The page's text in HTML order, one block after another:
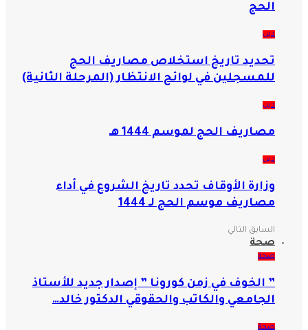
الحج
دين
تحديد تاريخ استخلاص مصاريف الحج
للمسجلين في لوائح الانتظار (المرحلة الثانية)
دين
مصاريف الحج لموسم 1444 هـ
دين
وزارة الأوقاف تحدد تاريخ الشروع في أداء
مصاريف موسم الحج لـ 1444
السابق التالي
صحة
صحة
” الخوف في زمن كورونا ” إصدار جديد للأستاذ
الجامعي والكاتب والحقوقي الدكتور خالد…
صحة